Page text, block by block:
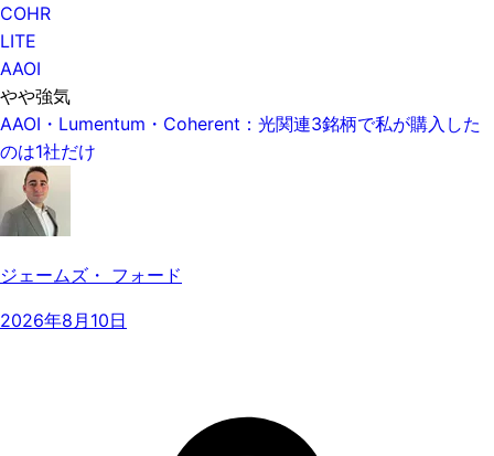
COHR
LITE
AAOI
やや強気
AAOI・Lumentum・Coherent：光関連3銘柄で私が購入した
のは1社だけ
ジェームズ・ フォード
2026年8月10日